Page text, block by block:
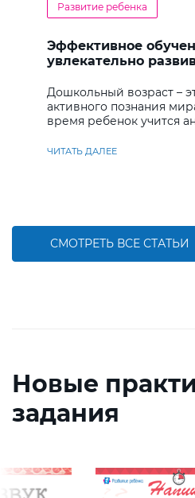
Развитие ребенка
Эффективное
увлекательно
Дошкольный возраст –
активного познания
время ребенок учится
ЧИТАТЬ ДАЛЕЕ
СМОТРЕТЬ ВСЕ СТАТЬИ
Новые
задания